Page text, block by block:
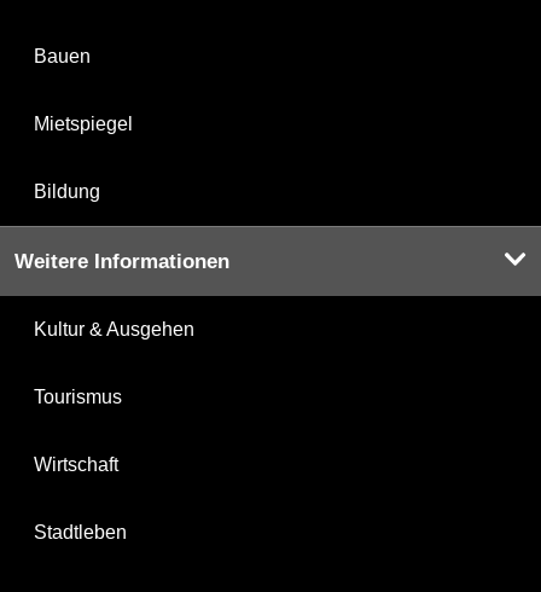
Bauen
Mietspiegel
Bildung
Weitere Informationen
Kultur & Ausgehen
Tourismus
Wirtschaft
Stadtleben